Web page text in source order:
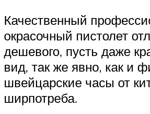
Качественный
окрасочный пистолет
дешевого, пусть даже
вид, так же явно, как и
швейцарские часы от
ширпотреба.